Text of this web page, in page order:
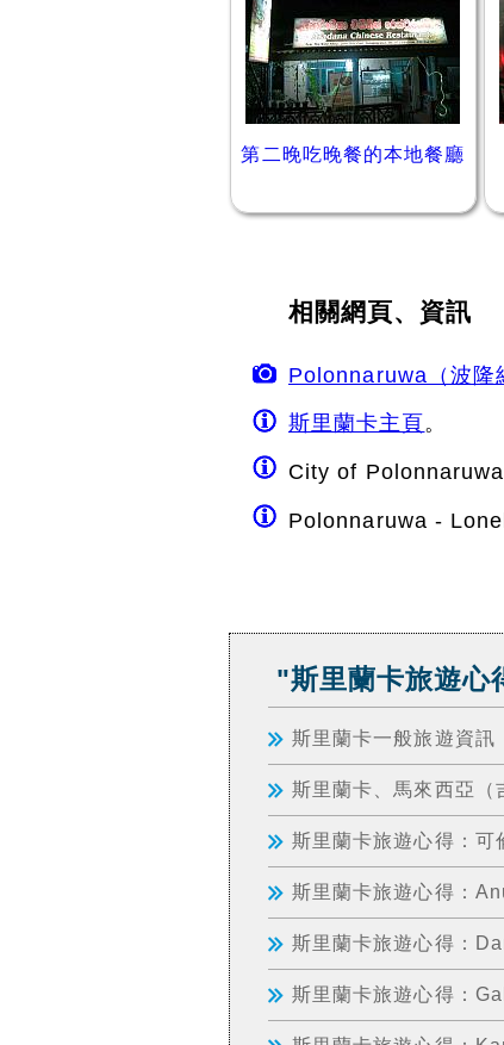
第二晚吃晚餐的本地餐廳
相關網頁、資訊
Polonnaruwa（波隆
斯里蘭卡主頁。
City of
Polonnaruwa -
"斯里蘭卡旅遊心
斯里蘭卡一般旅遊資訊
斯里蘭卡、馬來西亞（
斯里蘭卡旅遊心得：可
斯里蘭卡旅遊心得：
斯里蘭卡旅遊心得：
斯里蘭卡旅遊心得：